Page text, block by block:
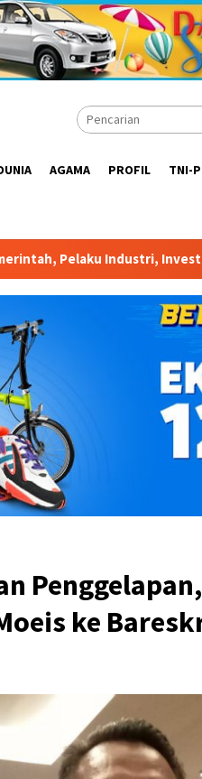
AGAMA PROFIL TNI-
Akademisi, dan Pengusaha
ke